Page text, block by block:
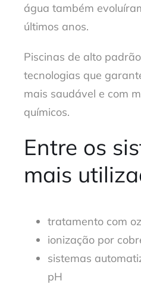
água também
últimos anos.
Piscinas de alto
tecnologias que
mais saudável e com
químicos.
Entre os
mais
tratamento com
ionização por
sistemas
pH